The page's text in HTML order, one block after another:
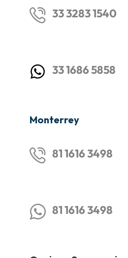
33 3283 1540
33 1686 5858
Monterrey
81 1616 3498
81 1616 3498